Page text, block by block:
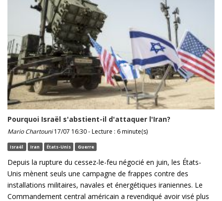
Pourquoi Israël s'abstient-il d'attaquer l'Iran?
Mario Chartouni17/07 16:30 - Lecture : 6 minute(s)
Israël Iran États-Unis Guerre
Depuis la rupture du cessez-le-feu négocié en juin, les États-
Unis mènent seuls une campagne de frappes contre des
installations militaires, navales et énergétiques iraniennes. Le
Commandement central américain a revendiqué avoir visé plus